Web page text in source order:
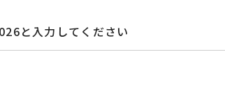
と入力してください